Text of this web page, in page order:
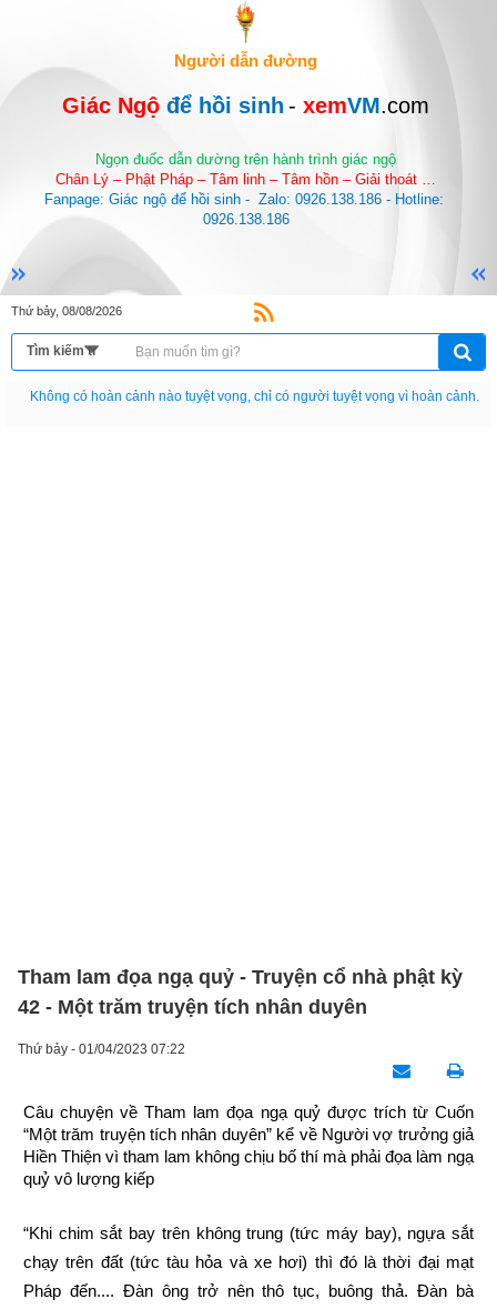
Người dẫn đường
Giác Ngộ để hồi sinh - xemVM.com
Ngọn đuốc dẫn dường trên hành trình giác ngộ
Chân Lý – Phật Pháp – Tâm linh – Tâm hồn – Giải thoát …
Fanpage: Giác ngộ để hồi sinh -  Zalo: 0926.138.186 - Hotline:
0926.138.186
Thứ bảy, 08/08/2026
Nếu như không chịu học tập thì cho dù đi vạn dặm đường cũng chỉ là anh đưa
Tham lam đọa ngạ quỷ - Truyện cổ nhà phật kỳ
42 - Một trăm truyện tích nhân duyên
Thứ bảy - 01/04/2023 07:22
Câu chuyện về Tham lam đọa ngạ quỷ được trích từ Cuốn
“Một trăm truyện tích nhân duyên” kể về Người vợ trưởng giả
Hiền Thiện vì tham lam không chịu bố thí mà phải đọa làm ngạ
quỷ vô lượng kiếp
“Khi chim sắt bay trên không trung (tức máy bay), ngựa sắt
chạy trên đất (tức tàu hỏa và xe hơi) thì đó là thời đại mạt
Pháp đến.... Đàn ông trở nên thô tục, buông thả. Đàn bà